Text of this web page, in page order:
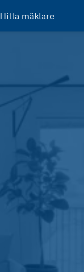
Hitta mäklare